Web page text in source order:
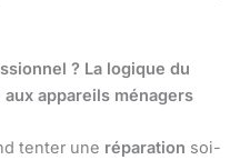
? La logique du
appareils ménagers
tenter une réparation soi-